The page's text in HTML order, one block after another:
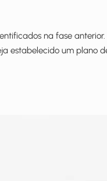
na fase anterior.
estabelecido um plano